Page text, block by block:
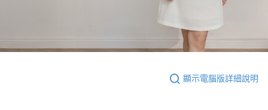
顯示電腦版詳細說明